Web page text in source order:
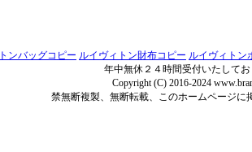
ンバッグコピー ルイヴィトン財布コピー ルイヴィトン
年中無休２４時間受付いたして
Copyright (C) 2016-2024
禁無断複製、無断転載、このホームページ